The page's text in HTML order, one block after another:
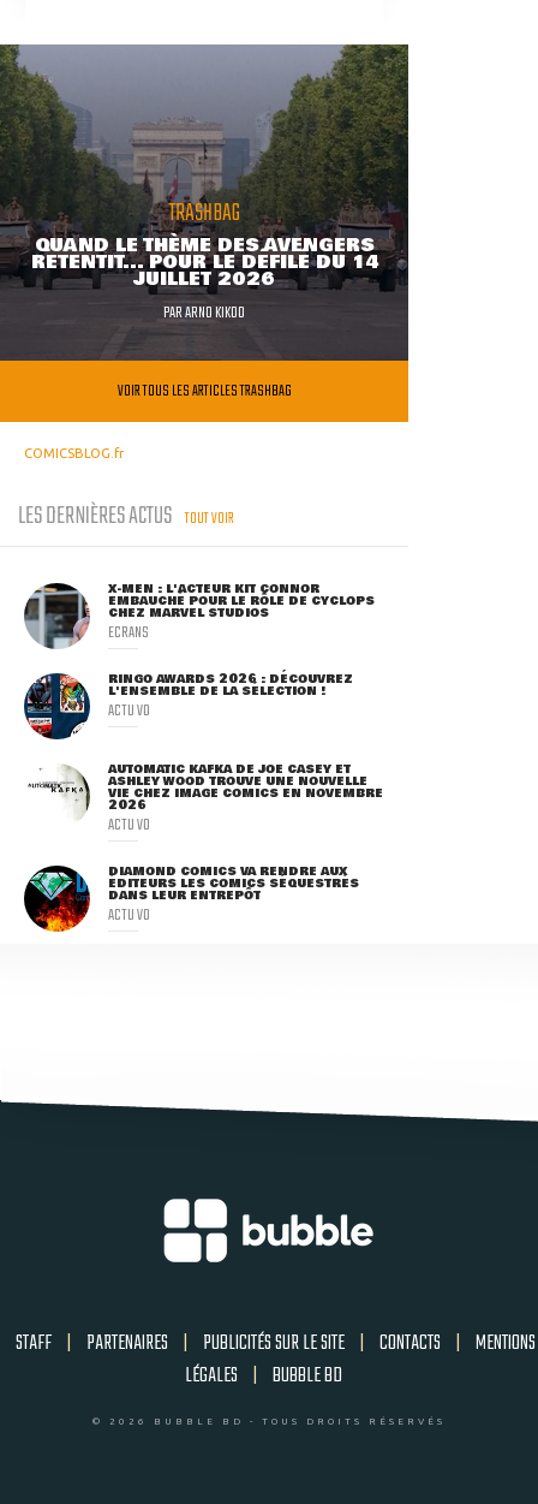
TRASHBAG
QUAND LE THÈME DES AVENGERS
RETENTIT... POUR LE DÉFILÉ DU 14
JUILLET 2026
PARARNO KIKOO
VOIR TOUS LES ARTICLES TRASHBAG
COMICSBLOG.fr
LES DERNIÈRES ACTUS TOUT VOIR
X-MEN : L'ACTEUR KIT CONNOR
EMBAUCHÉ POUR LE RÔLE DE CYCLOPS
CHEZ MARVEL STUDIOS
ECRANS
RINGO AWARDS 2026 : DÉCOUVREZ
L'ENSEMBLE DE LA SÉLECTION !
ACTU VO
AUTOMATIC KAFKA DE JOE CASEY ET
ASHLEY WOOD TROUVE UNE NOUVELLE
VIE CHEZ IMAGE COMICS EN NOVEMBRE
2026
ACTU VO
DIAMOND COMICS VA RENDRE AUX
ÉDITEURS LES COMICS SÉQUESTRÉS
DANS LEUR ENTREPÔT
ACTU VO
STAFF | PARTENAIRES | PUBLICITÉS SUR LE SITE | CONTACTS | MENTIONS
LÉGALES | BUBBLE BD
© 2026 BUBBLE BD - TOUS DROITS RÉSERVÉS